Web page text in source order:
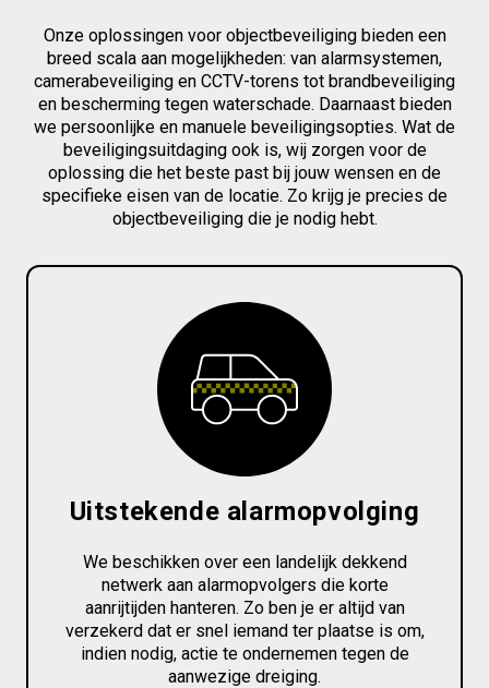
Onze oplossingen voor objectbeveiliging bieden een
breed scala aan mogelijkheden: van alarmsystemen,
camerabeveiliging en CCTV-torens tot brandbeveiliging
en bescherming tegen waterschade. Daarnaast bieden
we persoonlijke en manuele beveiligingsopties. Wat de
beveiligingsuitdaging ook is, wij zorgen voor de
oplossing die het beste past bij jouw wensen en de
specifieke eisen van de locatie. Zo krijg je precies de
objectbeveiliging die je nodig hebt.
Uitstekende alarmopvolging
We beschikken over een landelijk dekkend
netwerk aan alarmopvolgers die korte
aanrijtijden hanteren. Zo ben je er altijd van
verzekerd dat er snel iemand ter plaatse is om,
indien nodig, actie te ondernemen tegen de
aanwezige dreiging.